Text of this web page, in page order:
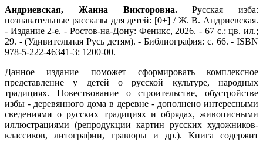
Андриевская, Жанна Викторовна.Русская изба:
познавательные рассказы для детей: [0+] / Ж. В. Андриевская.
- Издание 2-е. - Ростов-на-Дону: Феникс, 2026. - 67 с.: цв. ил.;
29. - (Удивительная Русь детям). - Библиография: с. 66. - ISBN
978-5-222-46341-3: 1200-00.
Данное издание поможет сформировать комплексное
представление у детей о русской культуре, народных
традициях. Повествование о строительстве, обустройстве
избы - деревянного дома в деревне - дополнено интересными
сведениями о русских традициях и обрядах, живописными
иллюстрациями (репродукции картин русских художников-
классиков, литографии, гравюры и др.). Книга содержит